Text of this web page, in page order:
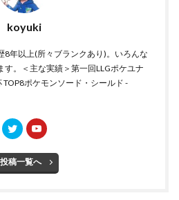
koyuki
8年以上(所々ブランクあり)。いろんな
。＜主な実績＞第一回LLGポケユナ
TOP8ポケモンソード・シールド -
投稿一覧へ